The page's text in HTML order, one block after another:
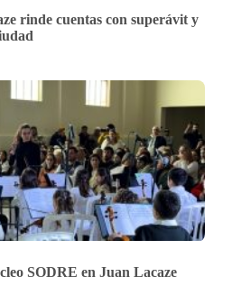
rinde cuentas con superávit y
SODRE en Juan Lacaze